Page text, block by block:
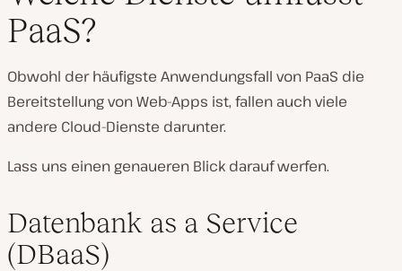
PaaS?
Obwohl der häufigste Anwendungsfall von PaaS die
Bereitstellung von Web-Apps ist, fallen auch viele
andere Cloud-Dienste darunter.
Lass uns einen genaueren Blick darauf werfen.
Datenbank as a Service
(DBaaS)